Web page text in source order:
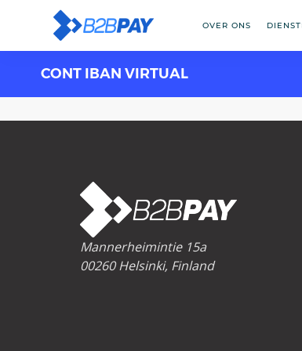
OVER ONS
CONT IBAN VIRTUAL
Mannerheimintie 15a
00260 Helsinki, Finland